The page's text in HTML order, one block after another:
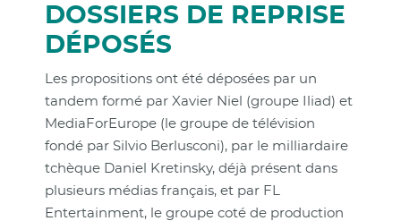
DOSSIERS DE REPRISE
DÉPOSÉS
Les propositions ont été déposées par un
tandem formé par Xavier Niel (groupe Iliad) et
MediaForEurope (le groupe de télévision
fondé par Silvio Berlusconi), par le milliardaire
tchèque Daniel Kretinsky, déjà présent dans
plusieurs médias français, et par FL
Entertainment, le groupe coté de production